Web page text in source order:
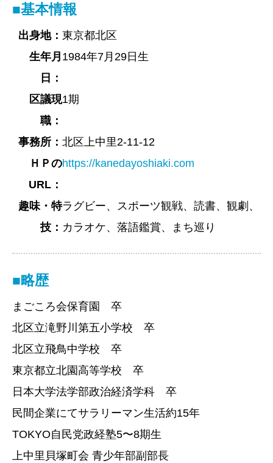
■基本情報
出身地： 東京都北区
生年月
日：
1984年7月29日生
区議現
職：
1期
事務所： 北区上中里2-11-12
ＨＰの
URL：
https://kanedayoshiaki.com
趣味・特
技：
ラグビー、スポーツ観戦、読書、観劇、
カラオケ、落語鑑賞、まち巡り
■略歴
まごころ会保育園 卒
北区立滝野川第五小学校 卒
北区立飛鳥中学校 卒
東京都立北園高等学校 卒
日本大学法学部政治経済学科 卒
民間企業にてサラリーマン生活約15年
TOKYO自民党政経塾5〜8期生
上中里貝塚町会 青少年部副部長